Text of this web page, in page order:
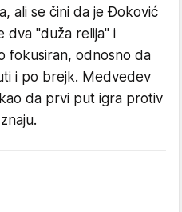
ali se čini da je Đoković
dva "duža relija" i
fokusiran, odnosno da
i po brejk. Medvedev
da prvi put igra protiv